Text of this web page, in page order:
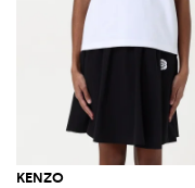
KENZO